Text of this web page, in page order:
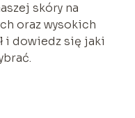
skóry na
oraz wysokich
i dowiedz się jaki